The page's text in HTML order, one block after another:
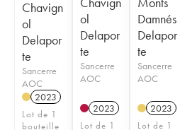
Chavign
ol
Delapor
te
Sancerre
AOC
2023
Lot de 1
bouteille
ol
Delapor
te
Sancerre
AOC
2023
Lot de 1
Damnés
Delapor
te
Sancerre
AOC
2023
Lot de 1